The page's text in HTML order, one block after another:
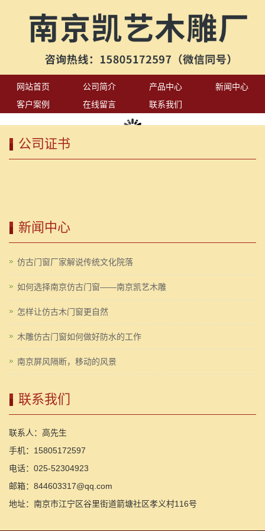
网站首页 公司简介 产品中心
新闻中心
客户案例
在线留言 联系我们
公司证书
新闻中心
仿古门窗厂家解说传统文化院落
如何选择南京仿古门窗——南京凯艺木雕
怎样让仿古木门窗更自然
木雕仿古门窗如何做好防水的工作
南京屏风隔断，移动的风景
联系我们
联系人：高先生
手机：15805172597
电话：025-52304923
邮箱：844603317@qq.com
地址：南京市江宁区谷里街道箭塘社区孝义村116号